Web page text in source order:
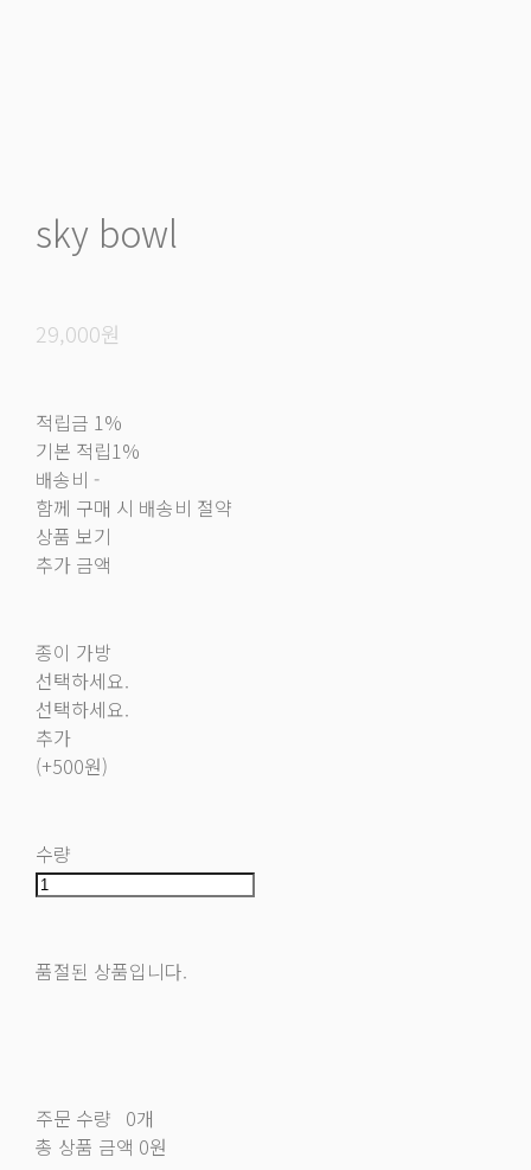
sky bowl
29,000원
적립금 1%
기본 적립1%
배송비 -
함께 구매 시 배송비 절약
상품 보기
추가 금액
종이 가방
선택하세요.
선택하세요.
추가
(+500원)
수량
품절된 상품입니다.
주문 수량 0개
총 상품 금액 0원